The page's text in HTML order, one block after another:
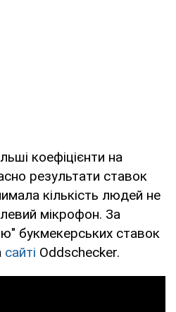
коефіцієнти на
результати ставок
кількість людей не
мікрофон. За
букмекерських ставок
сайті Oddschecker.